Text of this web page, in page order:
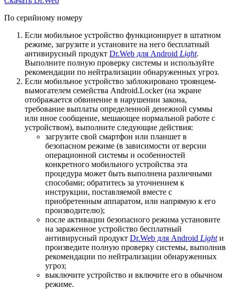
По серийному номеру
Если мобильное устройство функционирует в штатном
режиме, загрузите и установите на него бесплатный
антивирусный продукт Dr.Web для Android Light.
Выполните полную проверку системы и используйте
рекомендации по нейтрализации обнаруженных угроз.
Если мобильное устройство заблокировано троянцем-
вымогателем семейства Android.Locker (на экране
отображается обвинение в нарушении закона,
требование выплаты определенной денежной суммы
или иное сообщение, мешающее нормальной работе с
устройством), выполните следующие действия:
загрузите свой смартфон или планшет в
безопасном режиме (в зависимости от версии
операционной системы и особенностей
конкретного мобильного устройства эта
процедура может быть выполнена различными
способами; обратитесь за уточнением к
инструкции, поставляемой вместе с
приобретенным аппаратом, или напрямую к его
производителю);
после активации безопасного режима установите
на зараженное устройство бесплатный
антивирусный продукт Dr.Web для Android Lightи
произведите полную проверку системы, выполнив
рекомендации по нейтрализации обнаруженных
угроз;
выключите устройство и включите его в обычном
режиме.